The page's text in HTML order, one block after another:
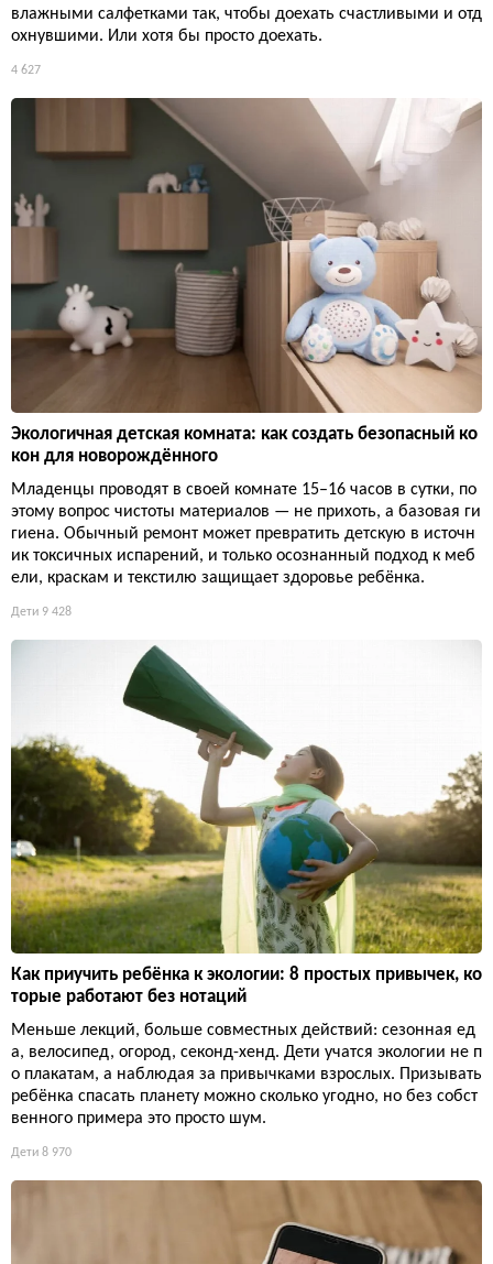
влажными салфетками так, чтобы доехать счастливыми и отд
охнувшими. Или хотя бы просто доехать.
4 627
Экологичная детская комната: как создать безопасный ко
кон для новорождённого
Младенцы проводят в своей комнате 15–16 часов в сутки, по
этому вопрос чистоты материалов — не прихоть, а базовая ги
гиена. Обычный ремонт может превратить детскую в источн
ик токсичных испарений, и только осознанный подход к меб
ели, краскам и текстилю защищает здоровье ребёнка.
Дети 9 428
Как приучить ребёнка к экологии: 8 простых привычек, ко
торые работают без нотаций
Меньше лекций, больше совместных действий: сезонная ед
а, велосипед, огород, секонд-хенд. Дети учатся экологии не п
о плакатам, а наблюдая за привычками взрослых. Призывать
ребёнка спасать планету можно сколько угодно, но без собст
венного примера это просто шум.
Дети 8 970